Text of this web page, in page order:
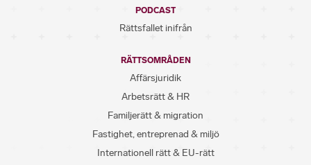
PODCAST
Rättsfallet inifrån
RÄTTSOMRÅDEN
Affärsjuridik
Arbetsrätt & HR
Familjerätt & migration
Fastighet, entreprenad & miljö
Internationell rätt & EU-rätt